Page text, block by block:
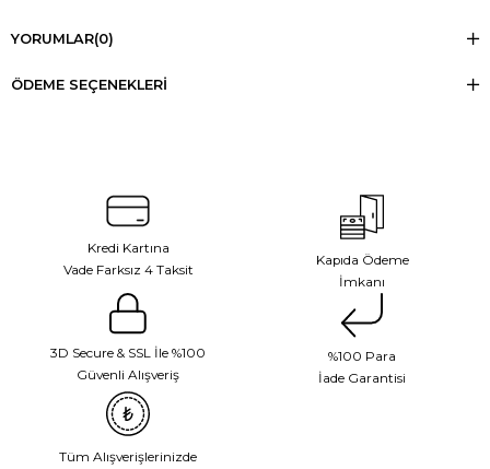
YORUMLAR(0)
ÖDEME SEÇENEKLERI
Kredi Kartına
Vade Farksız 4 Taksit
Kapıda Ödeme
İmkanı
3D Secure & SSL İle %100
Güvenli Alışveriş
%100 Para
İade Garantisi
Tüm Alışverişlerinizde